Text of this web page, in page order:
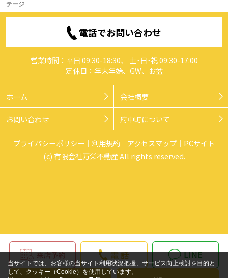
テージ
電話でお問い合わせ
営業時間：平日 09:30-18:30、 土･日･祝 09:30-17:00
定休日：年末年始、GW、お盆
ホーム 会社概要
お問い合わせ 府中町について
プライバシーポリシー 利用規約 アクセスマップ
PCサイト
(c) 有限会社万栄不動産 All rights reserved.
当サイトでは、お客様の当サイト利用状況把握、サービス向上検討を目的と
して、クッキー（Cookie）を使用しています。